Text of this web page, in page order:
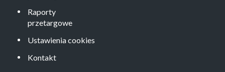
Raporty
przetargowe
Ustawienia cookies
Kontakt